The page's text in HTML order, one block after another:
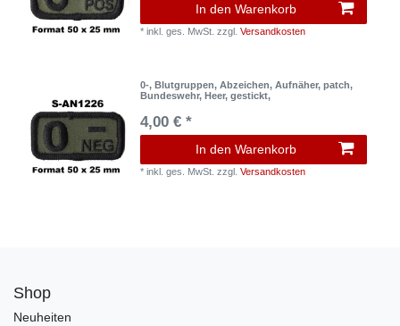
In den Warenkorb
*inkl. ges. MwSt. zzgl.Versandkosten
0-, Blutgruppen, Abzeichen, Aufnäher, patch,
Bundeswehr, Heer, gestickt,
4,00 € *
In den Warenkorb
*inkl. ges. MwSt. zzgl.Versandkosten
Shop
Neuheiten